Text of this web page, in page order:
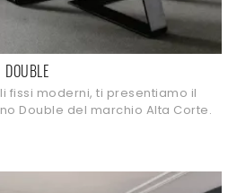
DOUBLE
fissi moderni, ti presentiamo il
Double del marchio Alta Corte.